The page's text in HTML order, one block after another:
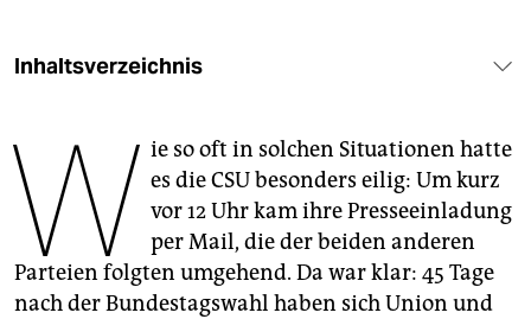
Inhaltsverzeichnis
W ie so oft in solchen Situationen hatte
es die CSU besonders eilig: Um kurz
vor 12 Uhr kam ihre Presseeinladung
per Mail, die der beiden anderen
Parteien folgten umgehend. Da war klar: 45 Tage
nach der Bundestagswahl haben sich Union und